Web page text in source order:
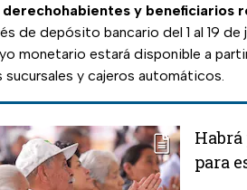
derechohabientes y beneficiarios
de depósito bancario del 1 al 19
monetario estará disponible a
sucursales y cajeros automáticos.
para